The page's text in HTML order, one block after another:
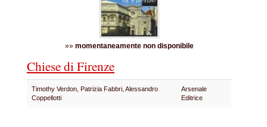
»» momentaneamente non disponibile
Chiese di Firenze
Timothy Verdon, Patrizia Fabbri, Alessandro
Coppellotti
Arsenale
Editrice